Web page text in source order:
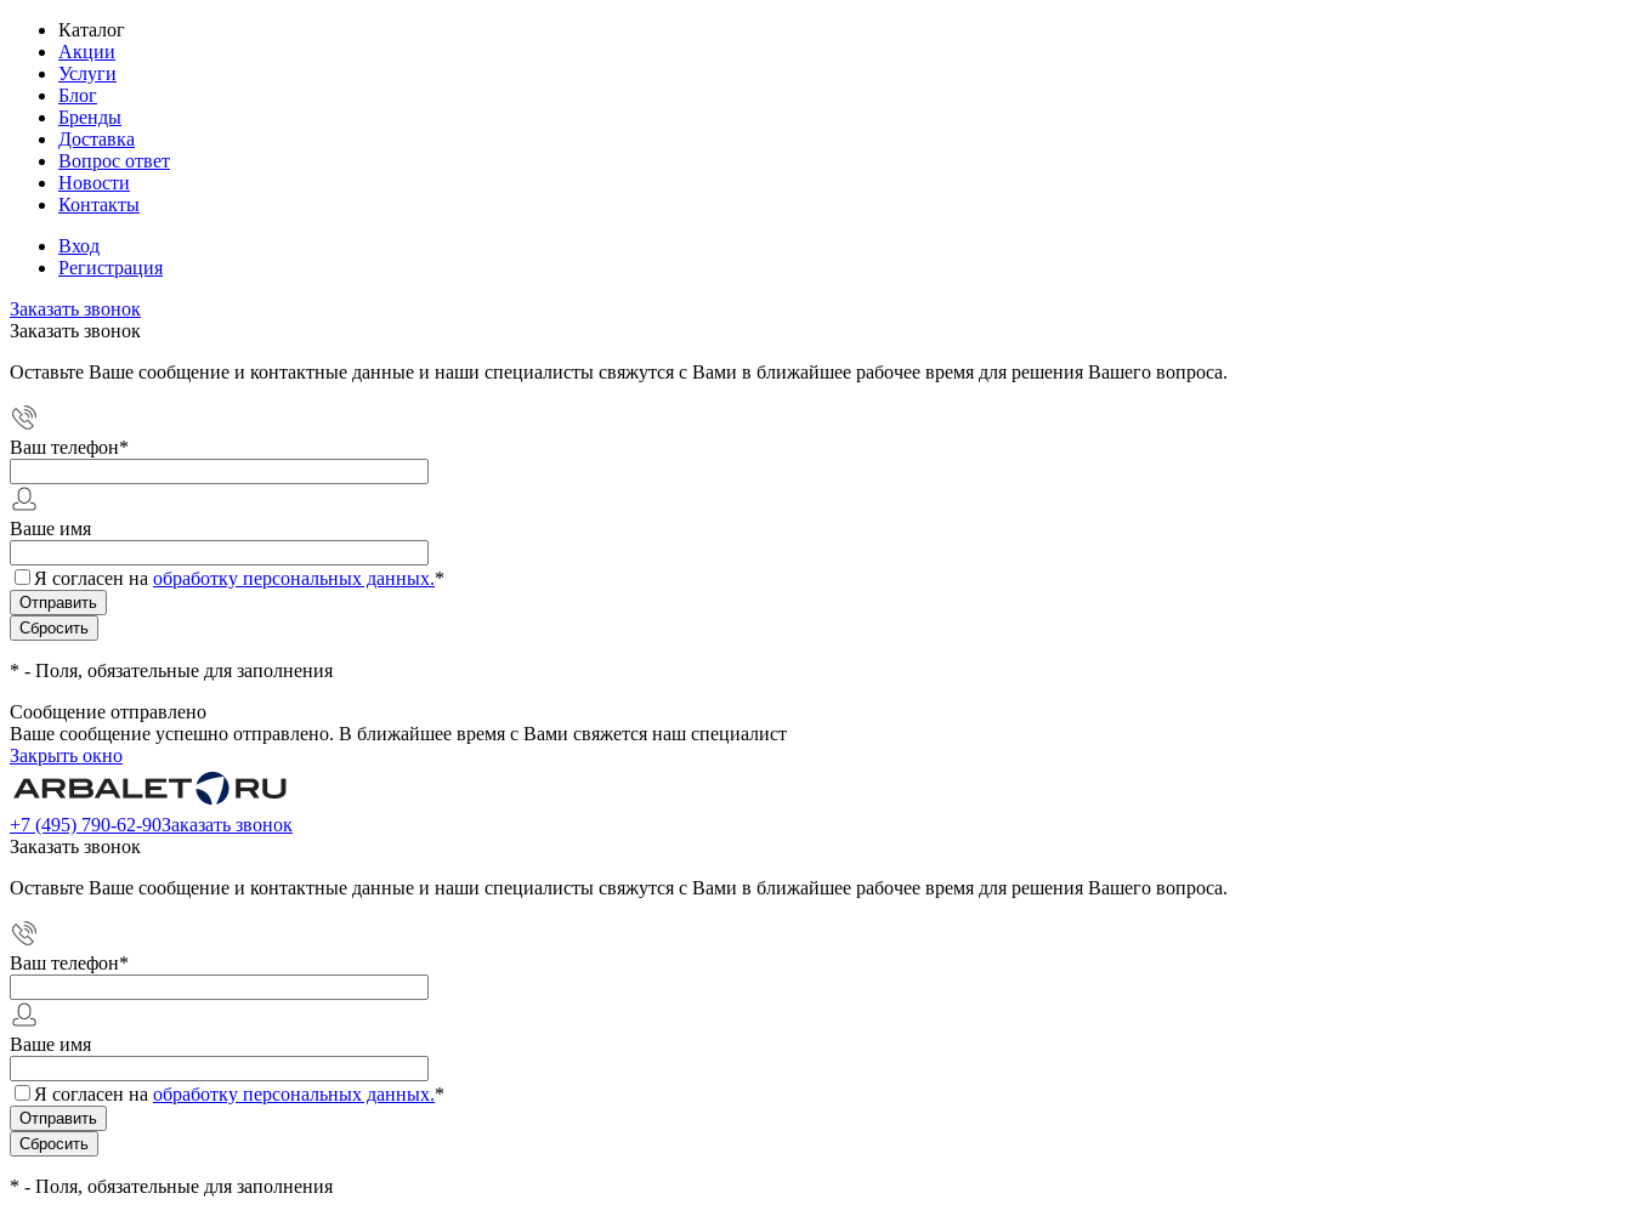
Каталог
Акции
Услуги
Блог
Бренды
Доставка
Вопрос ответ
Новости
Контакты
Вход
Регистрация
Заказать звонок
Заказать звонок
Оставьте Ваше сообщение и контактные данные и наши специалисты свяжутся с Вами в ближайшее рабочее время для решения Вашего вопроса.
Ваш телефон*
Ваше имя
Я согласен на обработку персональных данных.*
* - Поля, обязательные для заполнения
Сообщение отправлено
Ваше сообщение успешно отправлено. В ближайшее время с Вами свяжется наш специалист
Закрыть окно
+7 (495) 790-62-90Заказать звонок
Заказать звонок
Оставьте Ваше сообщение и контактные данные и наши специалисты свяжутся с Вами в ближайшее рабочее время для решения Вашего вопроса.
Ваш телефон*
Ваше имя
Я согласен на обработку персональных данных.*
* - Поля, обязательные для заполнения